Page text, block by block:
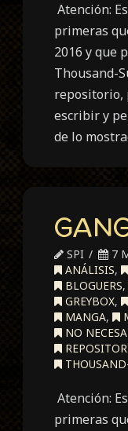
Atención:
primeras
2016 y que
Thousand-
repositorio,
escribir y
de lo
SPI
7
ANÁLISIS,
BLOGUERS
GREYBOX,
MANGA,
NO
Atención:
primeras